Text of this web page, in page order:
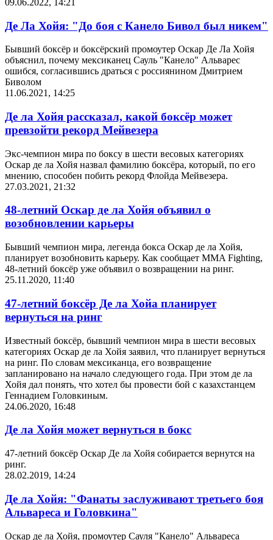
Де Ла Хойя: "До боя с Канело Бивол был никем"
Бывший боксёр и боксёрский промоутер Оскар Де Ла Хойя
объяснил, почему мексиканец Сауль "Канело" Альварес
ошибся, согласившись драться с россиянином Дмитрием
Биволом
11.06.2021, 14:25
Де ла Хойя рассказал, какой боксёр может
превзойти рекорд Мейвезера
Экс-чемпион мира по боксу в шести весовых категориях
Оскар де ла Хойя назвал фамилию боксёра, который, по его
мнению, способен побить рекорд Флойда Мейвезера.
27.03.2021, 21:32
48-летний Оскар де ла Хойя объявил о
возобновлении карьеры
Бывший чемпион мира, легенда бокса Оскар де ла Хойя,
планирует возобновить карьеру. Как сообщает MMA Fighting,
48-летний боксёр уже объявил о возвращении на ринг.
25.11.2020, 11:40
47-летний боксёр Де ла Хойа планирует
вернуться на ринг
Известный боксёр, бывший чемпион мира в шести весовых
категориях Оскар де ла Хойя заявил, что планирует вернуться
на ринг. По словам мексиканца, его возвращение
запланировано на начало следующего года. При этом де ла
Хойя дал понять, что хотел бы провести бой с казахстанцем
Геннадием Головкиным.
24.06.2020, 16:48
Де ла Хойя может вернуться в бокс
47-летний боксёр Оскар Де ла Хойя собирается вернутся на
ринг.
28.02.2019, 14:24
Де ла Хойя: "Фанаты заслуживают третьего боя
Альвареса и Головкина"
Оскар де ла Хойя, промоутер Сауля "Канело" Альвареса